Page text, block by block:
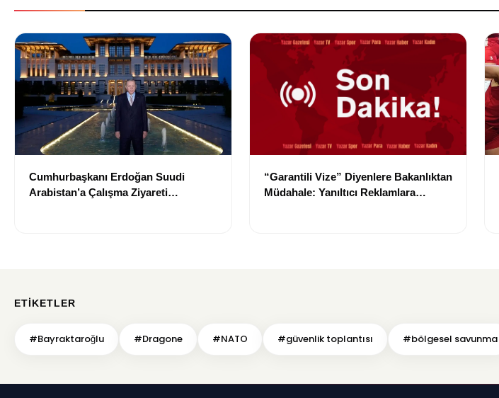
Cumhurbaşkanı Erdoğan Suudi
Arabistan’a Çalışma Ziyareti
“Garantili Vize” Diyenlere Bakanlıktan
Müdahale: Yanıltıcı Reklamlara
ETIKETLER
#Bayraktaroğlu #Dragone #NATO #güvenlik toplantısı #bölgesel savunma